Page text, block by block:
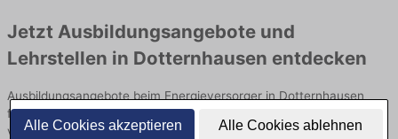
Alle Cookies akzeptieren Alle Cookies ablehnen
Jetzt Ausbildungsangebote und
Lehrstellen in Dotternhausen entdecken
Ausbildungsangebote beim Energieversorger in Dotternhausen
finden Sie von namhaften Firmen. Entdecken Sie freie Optionen
von Top-Arbeitgebern und bewerben Sie sich noch heute.